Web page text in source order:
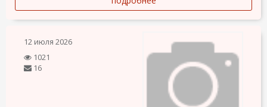
12 июля 2026
1021
16